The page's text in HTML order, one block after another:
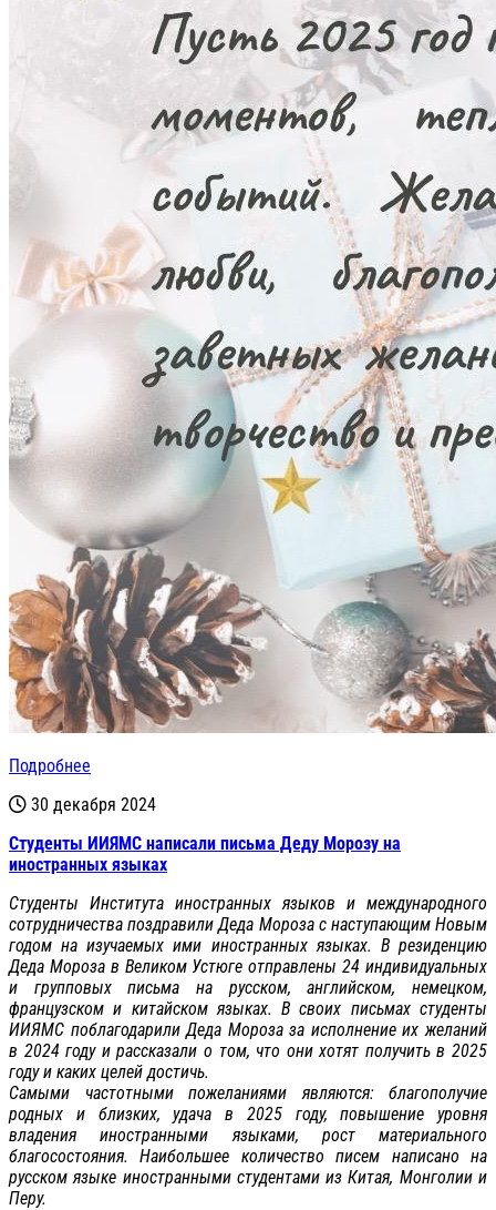
Подробнее
30 декабря 2024
Студенты ИИЯМС написали письма Деду Морозу на
иностранных языках
Студенты Института иностранных языков и международного
сотрудничества поздравили Деда Мороза с наступающим Новым
годом на изучаемых ими иностранных языках. В резиденцию
Деда Мороза в Великом Устюге отправлены 24 индивидуальных
и групповых письма на русском, английском, немецком,
французском и китайском языках. В своих письмах студенты
ИИЯМС поблагодарили Деда Мороза за исполнение их желаний
в 2024 году и рассказали о том, что они хотят получить в 2025
году и каких целей достичь.
Самыми частотными пожеланиями являются: благополучие
родных и близких, удача в 2025 году, повышение уровня
владения иностранными языками, рост материального
благосостояния. Наибольшее количество писем написано на
русском языке иностранными студентами из Китая, Монголии и
Перу.